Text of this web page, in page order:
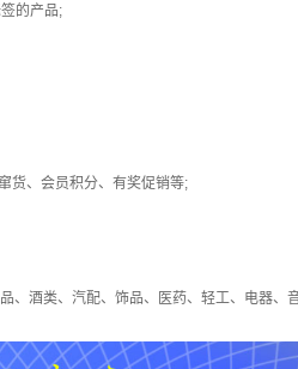
的产品;
货、会员积分、有奖促销等;
酒类、汽配、饰品、医药、轻工、电器、